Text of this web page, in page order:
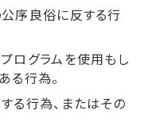
序良俗に反する行
ログラムを使用もし
る行為。
る行為、またはその